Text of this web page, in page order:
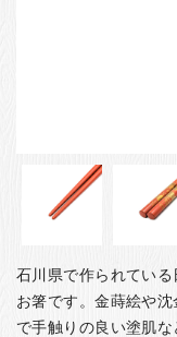
石川県で作られてい
お箸です。金蒔絵や
で手触りの良い塗肌